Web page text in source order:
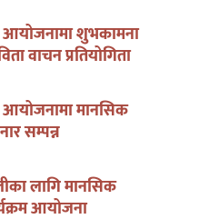
शुभकामना
वाचन प्रतियोगिता
मानसिक
सम्पन्न
लागि मानसिक
आयोजना